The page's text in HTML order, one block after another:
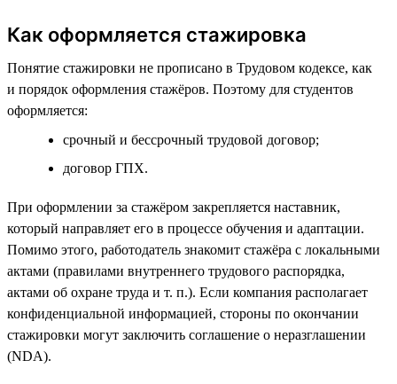
Как оформляется стажировка
Понятие стажировки не прописано в Трудовом кодексе, как
и порядок оформления стажёров. Поэтому для студентов
оформляется:
срочный и бессрочный трудовой договор;
договор ГПХ.
При оформлении за стажёром закрепляется наставник,
который направляет его в процессе обучения и адаптации.
Помимо этого, работодатель знакомит стажёра с локальными
актами (правилами внутреннего трудового распорядка,
актами об охране труда и т. п.). Если компания располагает
конфиденциальной информацией, стороны по окончании
стажировки могут заключить соглашение о неразглашении
(NDA).